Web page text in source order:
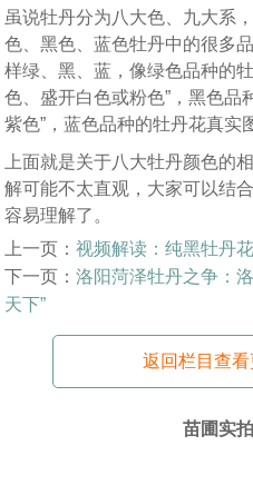
虽说牡丹分为八大色、九大系
色、黑色、蓝色牡丹中的很多
样绿、黑、蓝，像绿色品种的
色、盛开白色或粉色”，黑色品
紫色”，蓝色品种的牡丹花真实
上面就是关于八大牡丹颜色的
解可能不太直观，大家可以结
容易理解了。
上一页：视频解读：纯黑牡丹
下一页：洛阳菏泽牡丹之争：
天下”
返回栏目查
苗圃实